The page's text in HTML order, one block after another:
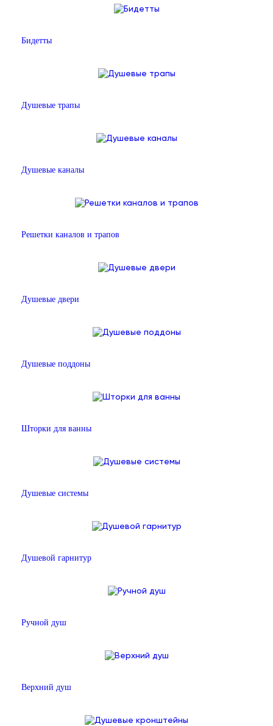
Бидетты
Душевые трапы
Душевые каналы
Решетки каналов и трапов
Душевые двери
Душевые поддоны
Шторки для ванны
Душевые системы
Душевой гарнитур
Ручной душ
Верхний душ